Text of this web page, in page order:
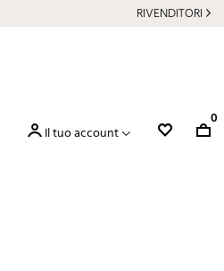
RIVENDITORI
Il tuo account
0